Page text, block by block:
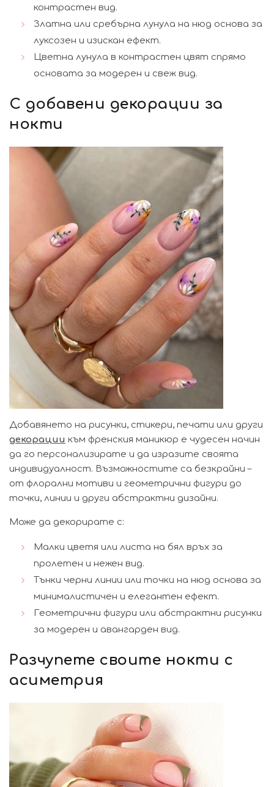
контрастен вид.
Златна или сребърна лунула на нюд основа за
луксозен и изискан ефект.
Цветна лунула в контрастен цвят спрямо
основата за модерен и свеж вид.
С добавени декорации за
нокти
Добавянето на рисунки, стикери, печати или други
декорации към френския маникюр е чудесен начин
да го персонализирате и да изразите своята
индивидуалност. Възможностите са безкрайни –
от флорални мотиви и геометрични фигури до
точки, линии и други абстрактни дизайни.
Може да декорирате с:
Малки цветя или листа на бял връх за
пролетен и нежен вид.
Тънки черни линии или точки на нюд основа за
минималистичен и елегантен ефект.
Геометрични фигури или абстрактни рисунки
за модерен и авангарден вид.
Разчупете своите нокти с
асиметрия